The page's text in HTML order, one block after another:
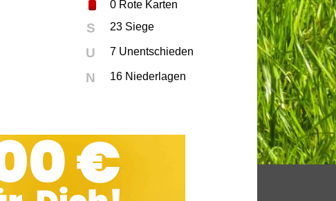
0 Rote Karten
S 23 Siege
U 7 Unentschieden
N 16 Niederlagen